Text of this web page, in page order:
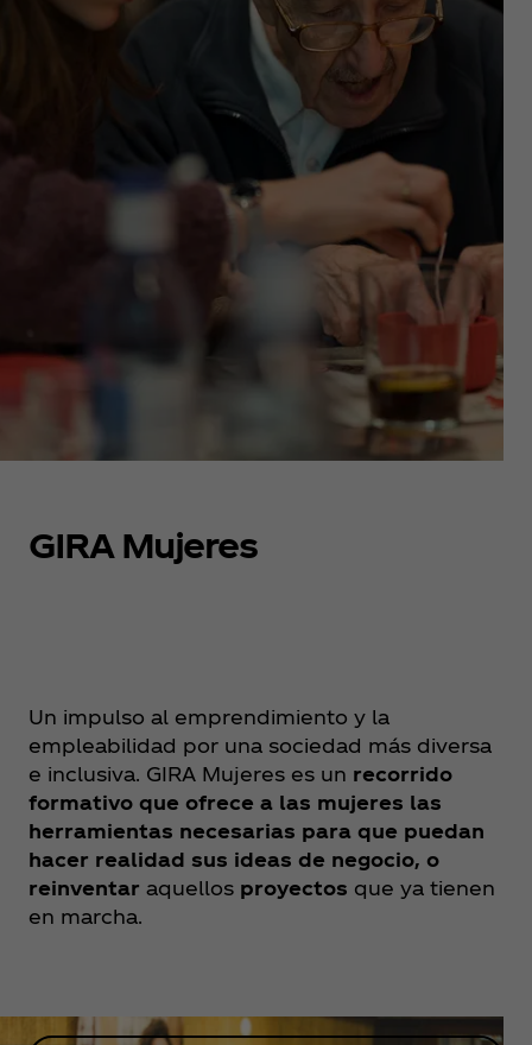
GIRA Mujeres
Un impulso al emprendimiento y la
empleabilidad por una sociedad más diversa
e inclusiva. GIRA Mujeres es un recorrido
formativo que ofrece a las mujeres las
herramientas necesarias para que puedan
hacer realidad sus ideas de negocio, o
reinventar aquellos proyectos que ya tienen
en marcha.